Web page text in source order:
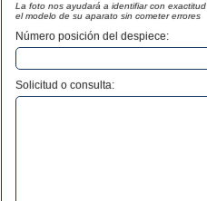
La foto nos ayudará a identifiar con exactitud
el modelo de su aparato sin cometer errores
Número posición del despiece:
Solicitud o consulta: